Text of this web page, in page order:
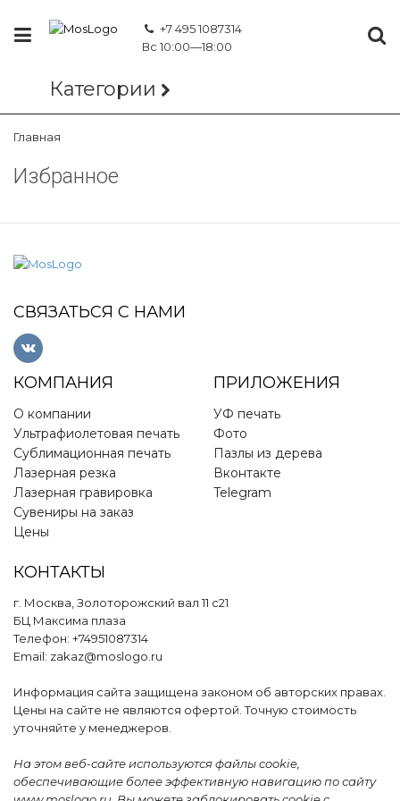
+7 495 1087314
Вс 10:00—18:00
Категории
Главная
Избранное
СВЯЗАТЬСЯ С НАМИ
КОМПАНИЯ
О компании
Ультрафиолетовая печать
Сублимационная печать
Лазерная резка
Лазерная гравировка
Сувениры на заказ
Цены
ПРИЛОЖЕНИЯ
УФ печать
Фото
Пазлы из дерева
Вконтакте
Telegram
КОНТАКТЫ
г. Москва, Золоторожский вал 11 с21
БЦ Максима плаза
Телефон: +74951087314
Email: zakaz@moslogo.ru
Информация сайта защищена законом об авторских правах.
Цены на сайте не являются офертой. Точную стоимость
уточняйте у менеджеров.
На этом веб-сайте используются файлы cookie,
обеспечивающие более эффективную навигацию по сайту